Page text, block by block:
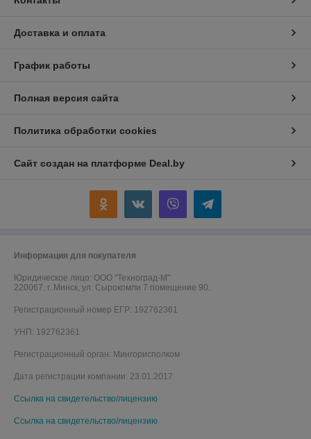
Доставка и оплата
График работы
Полная версия сайта
Политика обработки cookies
Сайт создан на платформе Deal.by
Информация для покупателя
Юридическое лицо: ООО "Техноград-М"
220067, г. Минск, ул. Сырокомли 7 помещение 90.
Регистрационный номер ЕГР: 192762361
УНП: 192762361
Регистрационный орган: Мингорисполком
Дата регистрации компании: 23.01.2017
Ссылка на свидетельство/лицензию
Ссылка на свидетельство/лицензию